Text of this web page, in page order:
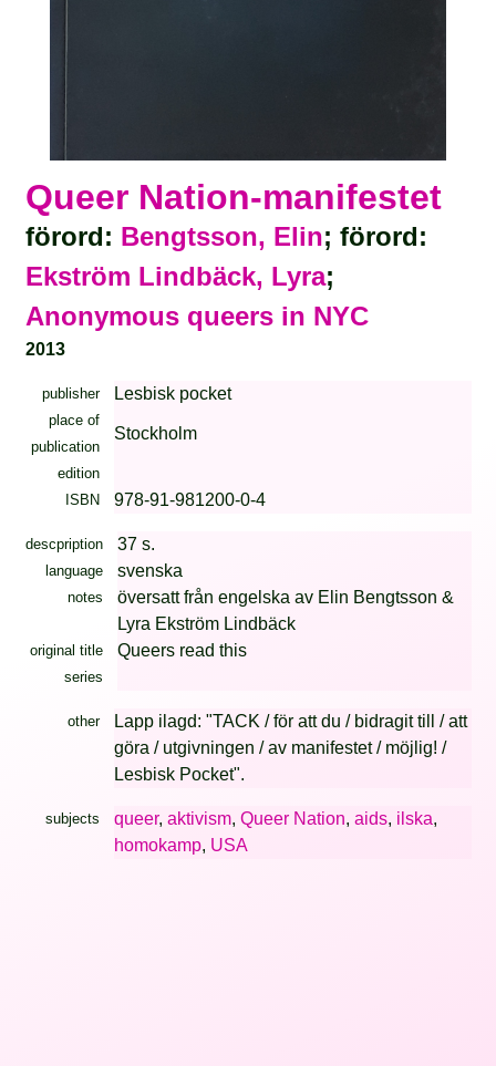
Queer Nation-manifestet
förord: Bengtsson, Elin; förord:
Ekström Lindbäck, Lyra;
Anonymous queers in NYC
2013
publisher Lesbisk pocket
place of
publication
Stockholm
edition
ISBN
978-91-981200-0-4
descpription 37 s.
language svenska
notes
översatt från engelska av Elin Bengtsson &
Lyra Ekström Lindbäck
original title Queers read this
series
other
Lapp ilagd: "TACK / för att du / bidragit till / att
göra / utgivningen / av manifestet / möjlig! /
Lesbisk Pocket".
subjects queer, aktivism, Queer Nation, aids, ilska,
homokamp, USA